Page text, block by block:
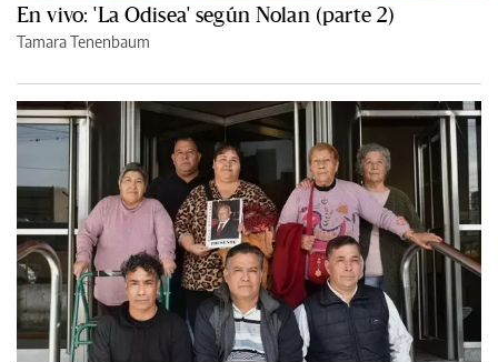
En vivo: 'La Odisea' según Nolan (parte 2)
Tamara Tenenbaum